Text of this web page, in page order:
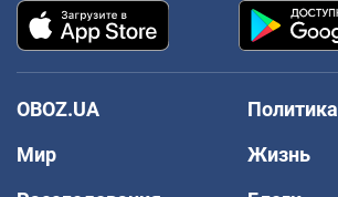
OBOZ.UA
Политика
Мир
Жизнь